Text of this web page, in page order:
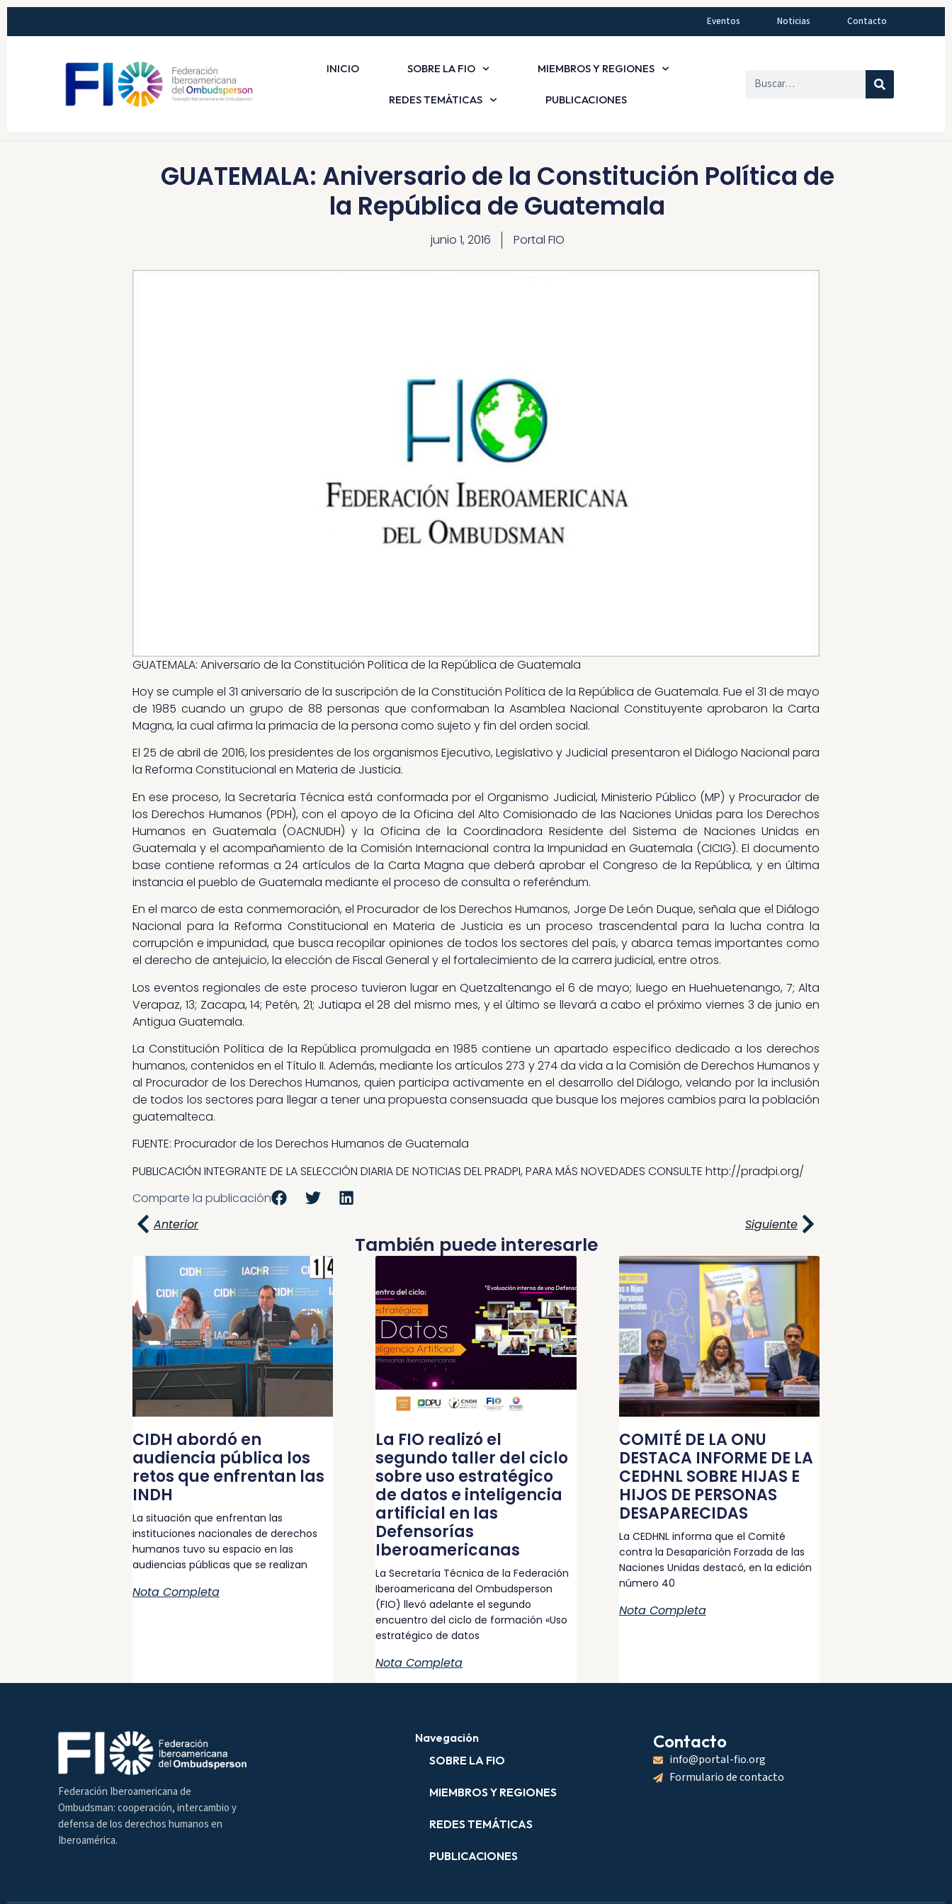
Eventos Noticias Contacto
INICIO SOBRE LA FIO MIEMBROS Y REGIONES
REDES TEMÁTICAS PUBLICACIONES
GUATEMALA: Aniversario de la Constitución Política de
la República de Guatemala
junio 1, 2016 Portal FIO
GUATEMALA: Aniversario de la Constitución Política de la República de Guatemala
Hoy se cumple el 31 aniversario de la suscripción de la Constitución Política de la República de Guatemala. Fue el 31 de mayo
de 1985 cuando un grupo de 88 personas que conformaban la Asamblea Nacional Constituyente aprobaron la Carta
Magna, la cual afirma la primacía de la persona como sujeto y fin del orden social.
El 25 de abril de 2016, los presidentes de los organismos Ejecutivo, Legislativo y Judicial presentaron el Diálogo Nacional para
la Reforma Constitucional en Materia de Justicia.
En ese proceso, la Secretaría Técnica está conformada por el Organismo Judicial, Ministerio Público (MP) y Procurador de
los Derechos Humanos (PDH), con el apoyo de la Oficina del Alto Comisionado de las Naciones Unidas para los Derechos
Humanos en Guatemala (OACNUDH) y la Oficina de la Coordinadora Residente del Sistema de Naciones Unidas en
Guatemala y el acompañamiento de la Comisión Internacional contra la Impunidad en Guatemala (CICIG). El documento
base contiene reformas a 24 artículos de la Carta Magna que deberá aprobar el Congreso de la República, y en última
instancia el pueblo de Guatemala mediante el proceso de consulta o referéndum.
En el marco de esta conmemoración, el Procurador de los Derechos Humanos, Jorge De León Duque, señala que el Diálogo
Nacional para la Reforma Constitucional en Materia de Justicia es un proceso trascendental para la lucha contra la
corrupción e impunidad, que busca recopilar opiniones de todos los sectores del país, y abarca temas importantes como
el derecho de antejuicio, la elección de Fiscal General y el fortalecimiento de la carrera judicial, entre otros.
Los eventos regionales de este proceso tuvieron lugar en Quetzaltenango el 6 de mayo; luego en Huehuetenango, 7; Alta
Verapaz, 13; Zacapa, 14; Petén, 21; Jutiapa el 28 del mismo mes, y el último se llevará a cabo el próximo viernes 3 de junio en
Antigua Guatemala.
La Constitución Política de la República promulgada en 1985 contiene un apartado específico dedicado a los derechos
humanos, contenidos en el Título II. Además, mediante los artículos 273 y 274 da vida a la Comisión de Derechos Humanos y
al Procurador de los Derechos Humanos, quien participa activamente en el desarrollo del Diálogo, velando por la inclusión
de todos los sectores para llegar a tener una propuesta consensuada que busque los mejores cambios para la población
guatemalteca.
FUENTE: Procurador de los Derechos Humanos de Guatemala
PUBLICACIÓN INTEGRANTE DE LA SELECCIÓN DIARIA DE NOTICIAS DEL PRADPI, PARA MÁS NOVEDADES CONSULTE http://pradpi.org/
Comparte la publicación
Anterior
Siguiente
También puede interesarle
CIDH abordó en
audiencia pública los
retos que enfrentan las
INDH
La situación que enfrentan las
instituciones nacionales de derechos
humanos tuvo su espacio en las
audiencias públicas que se realizan
Nota Completa
La FIO realizó el
segundo taller del ciclo
sobre uso estratégico
de datos e inteligencia
artificial en las
Defensorías
Iberoamericanas
La Secretaría Técnica de la Federación
Iberoamericana del Ombudsperson
(FIO) llevó adelante el segundo
encuentro del ciclo de formación «Uso
estratégico de datos
Nota Completa
COMITÉ DE LA ONU
DESTACA INFORME DE LA
CEDHNL SOBRE HIJAS E
HIJOS DE PERSONAS
DESAPARECIDAS
La CEDHNL informa que el Comité
contra la Desaparición Forzada de las
Naciones Unidas destacó, en la edición
número 40
Nota Completa
Federación Iberoamericana de
Ombudsman: cooperación, intercambio y
defensa de los derechos humanos en
Iberoamérica.
Navegación
SOBRE LA FIO
MIEMBROS Y REGIONES
REDES TEMÁTICAS
PUBLICACIONES
Contacto
info@portal-fio.org
Formulario de contacto